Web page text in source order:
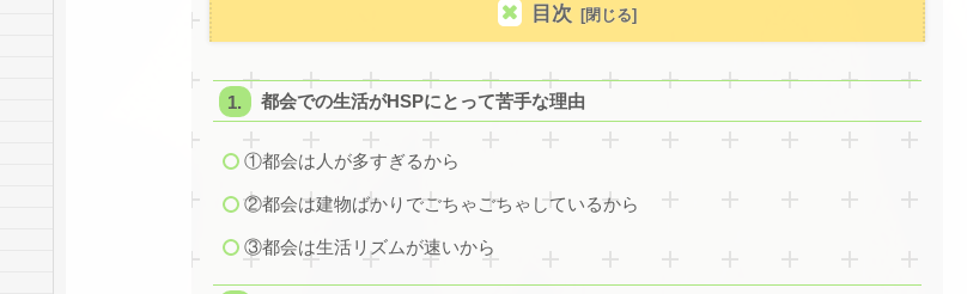
目次
都会での生活がHSPにとって苦手な理由
①都会は人が多すぎるから
②都会は建物ばかりでごちゃごちゃしているから
③都会は生活リズムが速いから